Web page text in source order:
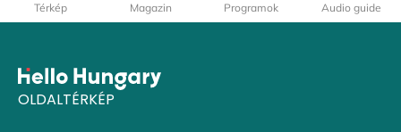
Térkép Magazin Programok Audio guide
OLDALTÉRKÉP